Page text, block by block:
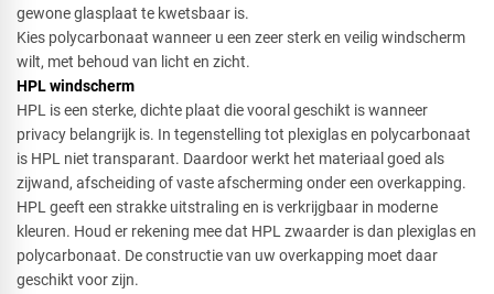
gewone glasplaat te kwetsbaar is.
Kies polycarbonaat wanneer u een zeer sterk en veilig windscherm
wilt, met behoud van licht en zicht.
HPL windscherm​
HPL is een sterke, dichte plaat die vooral geschikt is wanneer
privacy belangrijk is. In tegenstelling tot plexiglas en polycarbonaat
is HPL niet transparant. Daardoor werkt het materiaal goed als
zijwand, afscheiding of vaste afscherming onder een overkapping.
HPL geeft een strakke uitstraling en is verkrijgbaar in moderne
kleuren. Houd er rekening mee dat HPL zwaarder is dan plexiglas en
polycarbonaat. De constructie van uw overkapping moet daar
geschikt voor zijn.